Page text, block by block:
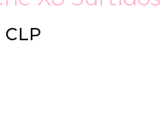
CLP